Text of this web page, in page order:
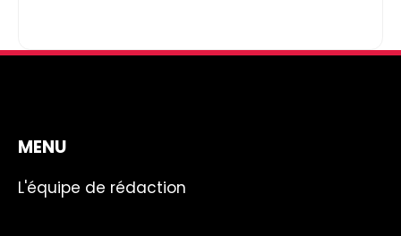
MENU
L'équipe de rédaction